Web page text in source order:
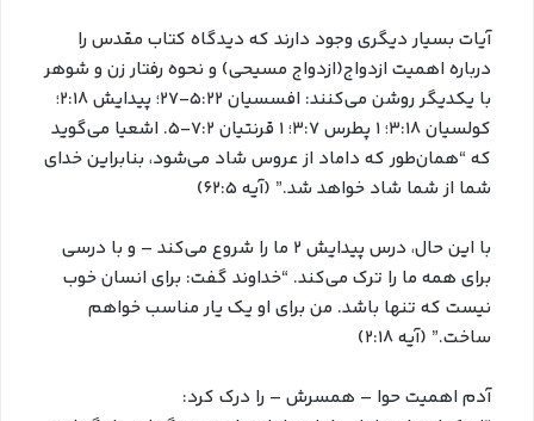
آیات بسیار دیگری وجود دارند که دیدگاه کتاب مقدس را
درباره اهمیت ازدواج(ازدواج مسیحی) و نحوه رفتار زن و شوهر
با یکدیگر روشن می‌کنند: افسسیان ۵:۲۲-۲۷؛ پیدایش ۲:۱۸؛
کولسیان ۳:۱۸؛ ۱ پطرس ۳:۷؛ ۱ قرنتیان ۷:۲-۵. اشعیا می‌گوید
که “همان‌طور که داماد از عروس شاد می‌شود، بنابراین خدای
شما از شما شاد خواهد شد.” (آیه ۶۲:۵)
با این حال، درس پیدایش ۲ ما را شروع می‌کند – و با درسی
برای همه ما را ترک می‌کند. “خداوند گفت: برای انسان خوب
نیست که تنها باشد. من برای او یک یار مناسب خواهم
ساخت.” (آیه ۲:۱۸)
آدم اهمیت حوا – همسرش – را درک کرد: